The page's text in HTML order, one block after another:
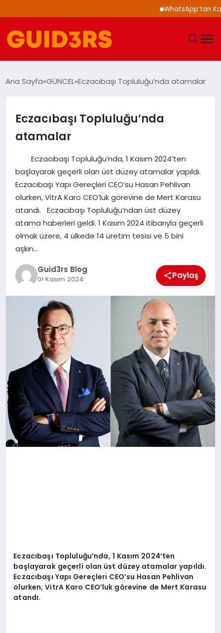
WhatsApp’tan
YAŞAM
TEKNOLOJI
SAĞLIK
EKONOMI
MAGAZIN
EĞITIM
Ana Sayfa GÜNCEL Eczacıbaşı Topluluğu’nda atamalar
Eczacıbaşı Topluluğu’nda
atamalar
Eczacıbaşı Topluluğu’nda, 1 Kasım 2024’ten
başlayarak geçerli olan üst düzey atamalar yapıldı.
Eczacıbaşı Yapı Gereçleri CEO’su Hasan Pehlivan
olurken, VitrA Karo CEO’luk görevine de Mert Karasu
atandı. Eczacıbaşı Topluluğu’ndan üst düzey
atama haberleri geldi. 1 Kasım 2024 itibarıyla geçerli
olmak üzere, 4 ülkede 14 üretim tesisi ve 5 bini
aşkın…
Guid3rs Blog
01 Kasım 2024 Paylaş
Eczacıbaşı Topluluğu’nda, 1 Kasım 2024’ten
başlayarak geçerli olan üst düzey atamalar yapıldı.
Eczacıbaşı Yapı Gereçleri CEO’su Hasan Pehlivan
olurken, VitrA Karo CEO’luk görevine de Mert Karasu
atandı.